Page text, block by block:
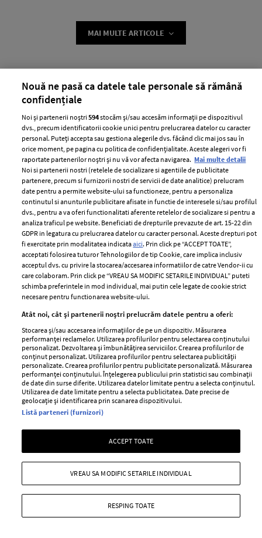
MAI MULTE ARTICOLE
ABONEAZĂ-TE LA NEWSLETTER
Urmareste-ne pe:
Cele mai citite
BEAUTY BEAUTY TIPS
ELLE Style Awards
Romania
Contact
Abonamente
Termeni si conditii
Politica de
Politica de cookies
Publicitate
Nouă ne pasă ca datele tale personale să rămână
confidențiale
Noi și partenerii noștri594stocăm și/sau accesăm informații pe dispozitivul
dvs., precum identificatorii cookie unici pentru prelucrarea datelor cu caracter
personal. Puteți accepta sau gestiona alegerile dvs. făcând clic mai jos sau în
orice moment, pe pagina cu politica de confidențialitate. Aceste alegeri vor fi
raportate partenerilor noștri și nu vă vor afecta navigarea. Mai multe detalii
Noi si partenerii nostri (retelele de socializare si agentiile de publicitate
partenere, precum si furnizorii nostri de servicii de date analitice) prelucram
date pentru a permite website-ului sa functioneze, pentru a personaliza
continutul si anunturile publicitare afisate in functie de interesele si/sau profilul
dvs., pentru a va oferi functionalitati aferente retelelor de socializare si pentru a
analiza traficul pe website. Beneficiati de drepturile prevazute de art. 15-22 din
GDPR in legatura cu prelucrarea datelor cu caracter personal. Aceste drepturi pot
fi exercitate prin modalitatea indicataaici. Prin click pe “ACCEPT TOATE”,
acceptati folosirea tuturor Tehnologiilor de tip Cookie, care implica inclusiv
acceptul dvs. cu privire la stocarea/accesarea informatiilor de catre Vendor-ii cu
care colaboram. Prin click pe “VREAU SA MODIFIC SETARILE INDIVIDUAL” puteti
schimba preferintele in mod individual, mai putin cele legate de cookie strict
necesare pentru functionarea website-ului.
Atât noi, cât și partenerii noștri prelucrăm datele pentru a oferi:
Stocarea și/sau accesarea informațiilor de pe un dispozitiv. Măsurarea
performanței reclamelor. Utilizarea profilurilor pentru selectarea conținutului
personalizat. Dezvoltarea și îmbunătățirea serviciilor. Crearea profilurilor de
conținut personalizat. Utilizarea profilurilor pentru selectarea publicității
personalizate. Crearea profilurilor pentru publicitate personalizată. Măsurarea
performanței conținutului. Înțelegerea publicului prin statistici sau combinații
de date din surse diferite. Utilizarea datelor limitate pentru a selecta conținutul.
Utilizarea de date limitate pentru a selecta publicitatea. Date precise de
geolocație și identificarea prin scanarea dispozitivului.
Listă parteneri (furnizori)
ACCEPT TOATE
RESPING TOATE
VREAU SA MODIFIC SETARILE INDIVIDUAL